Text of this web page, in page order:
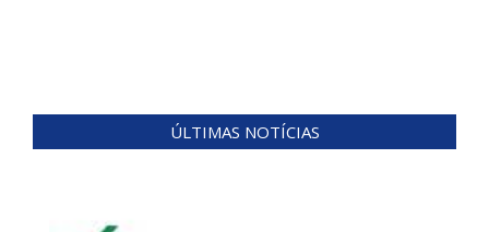
ÚLTIMAS NOTÍCIAS